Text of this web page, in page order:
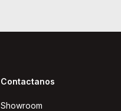
Contactanos
Showroom